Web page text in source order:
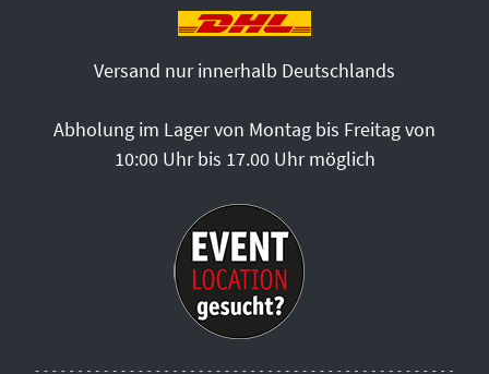
Versand nur innerhalb Deutschlands
Abholung im Lager von Montag bis Freitag von
10:00 Uhr bis 17.00 Uhr möglich